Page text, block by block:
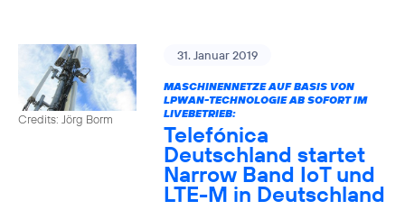
Credits: Jörg Borm
31. Januar 2019
MASCHINENNETZE AUF BASIS VON
LPWAN-TECHNOLOGIE AB SOFORT IM
LIVEBETRIEB:
Telefónica
Deutschland startet
Narrow Band IoT und
LTE-M in Deutschland